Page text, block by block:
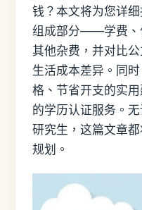
钱？本文将为您详
组成部分——学费、
其他杂费，并对比
生活成本差异。同
格、节省开支的实
的学历认证服务。
研究生，这篇文章
规划。